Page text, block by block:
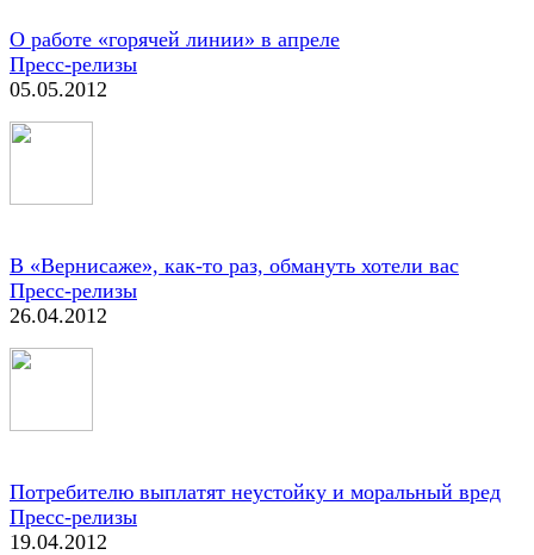
О работе «горячей линии» в апреле
Пресс-релизы
05.05.2012
В «Вернисаже», как-то раз, обмануть хотели вас
Пресс-релизы
26.04.2012
Потребителю выплатят неустойку и моральный вред
Пресс-релизы
19.04.2012